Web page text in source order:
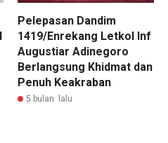
Pelepasan Dandim
1419/Enrekang Letkol Inf
Augustiar Adinegoro
Berlangsung Khidmat dan
Penuh Keakraban
5 bulan lalu